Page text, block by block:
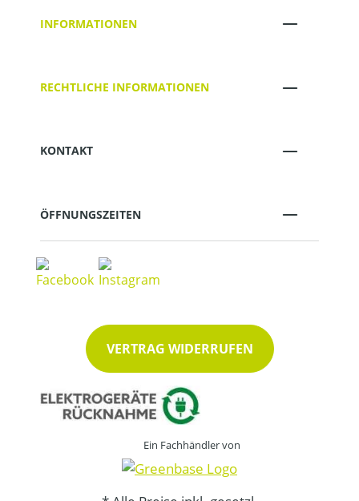
INFORMATIONEN
RECHTLICHE INFORMATIONEN
KONTAKT
ÖFFNUNGSZEITEN
VERTRAG WIDERRUFEN
Ein Fachhändler von